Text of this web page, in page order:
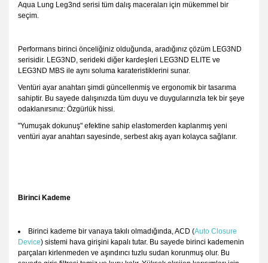
Aqua Lung Leg3nd serisi tüm dalış maceraları için mükemmel bir
seçim.
Performans birinci önceliğiniz olduğunda, aradığınız çözüm LEG3ND
serisidir. LEG3ND, serideki diğer kardeşleri LEG3ND ELITE ve
LEG3ND MBS ile aynı soluma karateristiklerini sunar.
Ventüri ayar anahtarı şimdi güncellenmiş ve ergonomik bir tasarıma
sahiptir. Bu sayede dalışınızda tüm duyu ve duygularınızla tek bir şeye
odaklanırsınız: Özgürlük hissi.
"Yumuşak dokunuş" efektine sahip elastomerden kaplanmış yeni
ventüri ayar anahtarı sayesinde, serbest akış ayarı kolayca sağlanır.
Birinci Kademe
Birinci kademe bir vanaya takılı olmadığında, ACD (Auto Closure
Device) sistemi hava girişini kapalı tutar. Bu sayede birinci kademenin
parçaları kirlenmeden ve aşındırıcı tuzlu sudan korunmuş olur. Bu